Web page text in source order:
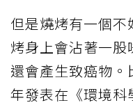
但是燒烤有一個
烤身上會沾著一
還會產生致癌物
年發表在《環境科